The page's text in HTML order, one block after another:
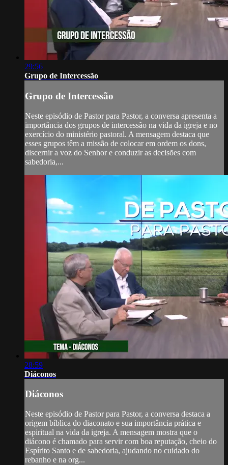
29:56
Grupo de Intercessão
Grupo de Intercessão
Neste episódio de Pastor para Pastor, a conversa apresenta a
importância dos grupos de intercessão na vida da igreja e no
exercício do ministério pastoral. A mensagem destaca que
esses grupos têm a missão de colocar em ordem os dons,
discernir a voz do Senhor e conduzir as decisões com
sabedoria,...
28:59
Diáconos
Diáconos
Neste episódio de Pastor para Pastor, a conversa destaca a
origem bíblica do diaconato e sua importância prática e
espiritual na vida da igreja. A mensagem mostra que o
diácono é chamado para servir com boa reputação, cheio do
Espírito Santo e de sabedoria, ajudando no cuidado do
rebanho e na org...